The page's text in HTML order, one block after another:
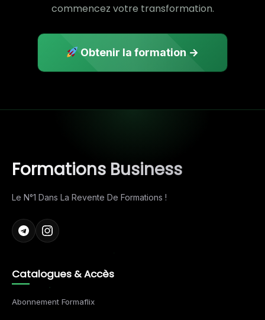
commencez votre transformation.
Obtenir la formation →
Formations Business
Le N°1 Dans La Revente De Formations !
Catalogues & Accès
Abonnement Formaflix